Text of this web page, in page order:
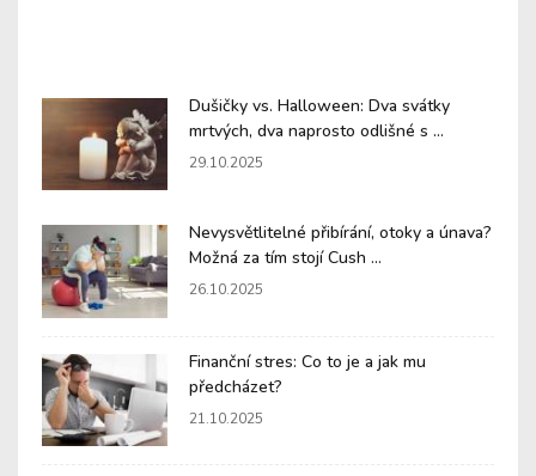
Dušičky vs. Halloween: Dva svátky
mrtvých, dva naprosto odlišné s ...
29.10.2025
Nevysvětlitelné přibírání, otoky a únava?
Možná za tím stojí Cush ...
26.10.2025
Finanční stres: Co to je a jak mu
předcházet?
21.10.2025